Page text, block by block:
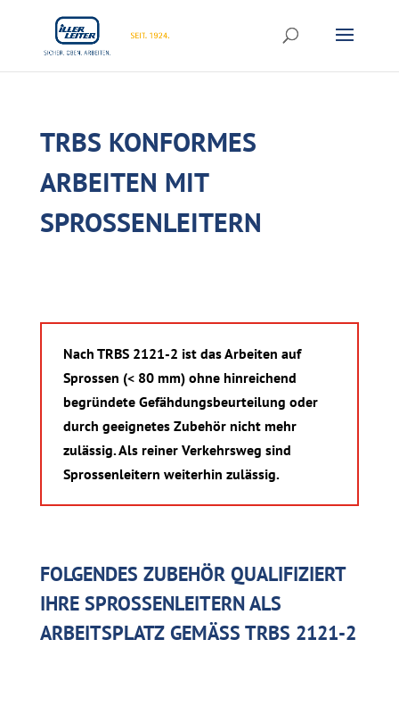
TRBS KONFORMES
ARBEITEN MIT
SPROSSENLEITERN
Nach TRBS 2121-2 ist das Arbeiten auf
Sprossen (< 80 mm) ohne hinreichend
begründete Gefähdungsbeurteilung oder
durch geeignetes Zubehör nicht mehr
zulässig. Als reiner Verkehrsweg sind
Sprossenleitern weiterhin zulässig.
FOLGENDES ZUBEHÖR QUALIFIZIERT
IHRE SPROSSENLEITERN ALS
ARBEITSPLATZ GEMÄSS TRBS 2121-2